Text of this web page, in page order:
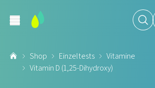
Shop Einzeltests
Vitamine
Vitamin D (1,25-Dihydroxy)